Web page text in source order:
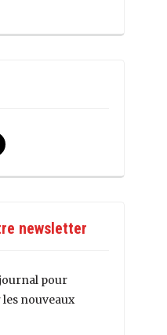
newsletter
pour
nouveaux